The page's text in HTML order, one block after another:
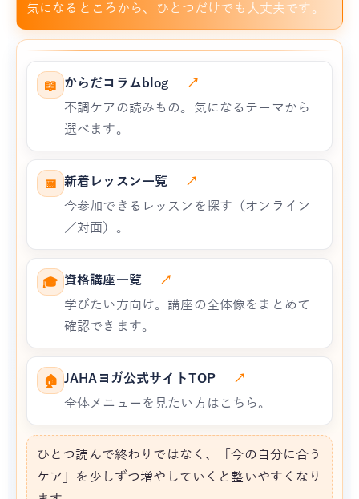
気になるところから、ひとつだけでも大丈夫です。
📖 からだコラムblog
↗
不調ケアの読みもの。気になるテーマから
選べます。
📅 新着レッスン一覧
↗
今参加できるレッスンを探す（オンライン
／対面）。
🎓 資格講座一覧
↗
学びたい方向け。講座の全体像をまとめて
確認できます。
🏠 JAHAヨガ公式サイトTOP
↗
全体メニューを見たい方はこちら。
ひとつ読んで終わりではなく、「今の自分に合う
ケア」を少しずつ増やしていくと整いやすくなり